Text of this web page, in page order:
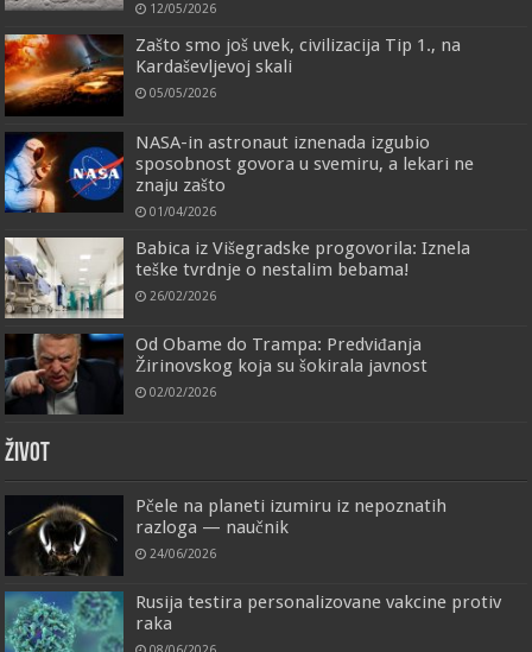
12/05/2026
Zašto smo još uvek, civilizacija Tip 1., na
Kardaševljevoj skali
05/05/2026
NASA-in astronaut iznenada izgubio
sposobnost govora u svemiru, a lekari ne
znaju zašto
01/04/2026
Babica iz Višegradske progovorila: Iznela
teške tvrdnje o nestalim bebama!
26/02/2026
Od Obame do Trampa: Predviđanja
Žirinovskog koja su šokirala javnost
02/02/2026
ŽIVOT
Pčele na planeti izumiru iz nepoznatih
razloga — naučnik
24/06/2026
Rusija testira personalizovane vakcine protiv
raka